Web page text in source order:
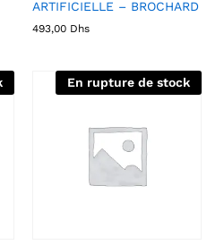
ARTIFICIELLE – BROCHARD
493,00 Dhs
En rupture de stock